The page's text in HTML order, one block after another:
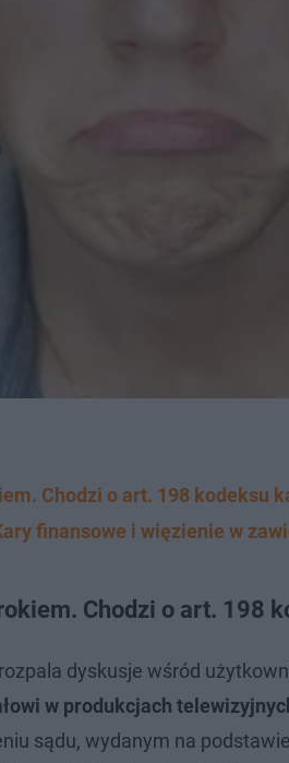
Chodzi o art. 198 kodeksu
finansowe i więzienie w
Chodzi o art. 198
dyskusje wśród
w produkcjach
sądu, wydanym na